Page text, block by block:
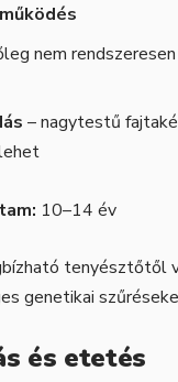
nem
– nagytestű
10–14 év
tenyésztőtől
genetikai
és etetés